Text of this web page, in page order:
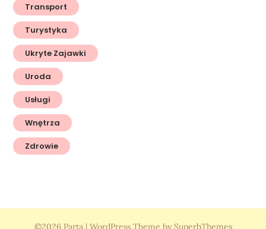
Transport
Turystyka
Ukryte Zajawki
Uroda
Usługi
Wnętrza
Zdrowie
©2026 Parta | WordPress Theme by SuperbThemes